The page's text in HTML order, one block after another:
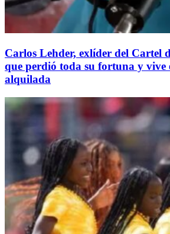
Carlos Lehder, exlíder del Cartel
que perdió toda su fortuna y vive
alquilada